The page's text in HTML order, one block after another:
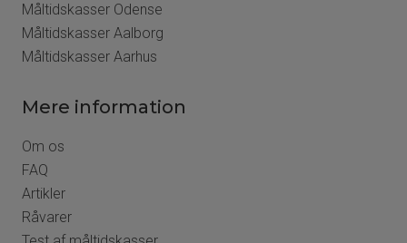
Måltidskasser Odense
Måltidskasser Aalborg
Måltidskasser Aarhus
Mere information
Om os
FAQ
Artikler
Råvarer